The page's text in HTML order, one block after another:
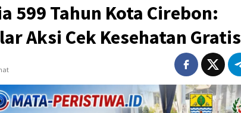
599 Tahun Kota Cirebon:
Aksi Cek Kesehatan Gratis